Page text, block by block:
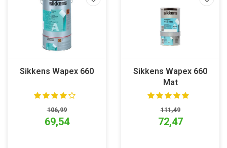
Sikkens Wapex 660
106,99
69,54
Sikkens Wapex 660
Mat
111,49
72,47